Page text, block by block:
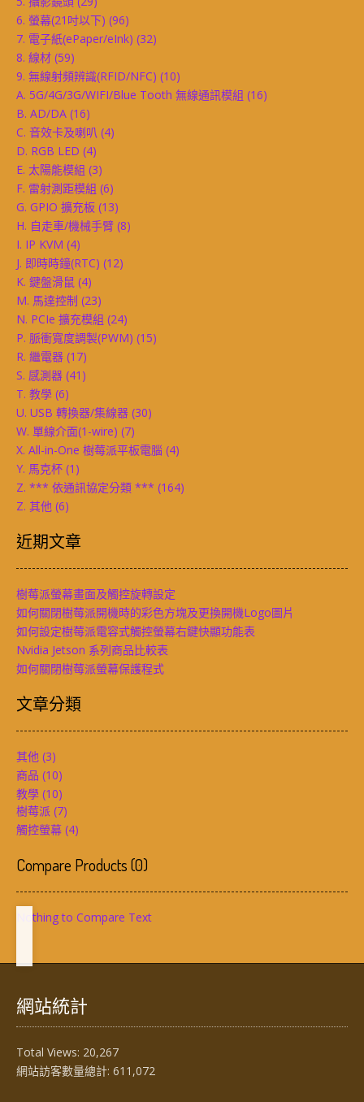
6. 螢幕(21吋以下) (96)
7. 電子紙(ePaper/eInk) (32)
8. 線材 (59)
9. 無線射頻辨識(RFID/NFC) (10)
A. 5G/4G/3G/WIFI/Blue Tooth 無線通訊模組 (16)
B. AD/DA (16)
C. 音效卡及喇叭 (4)
D. RGB LED (4)
E. 太陽能模組 (3)
F. 雷射測距模組 (6)
G. GPIO 擴充板 (13)
H. 自走車/機械手臂 (8)
I. IP KVM (4)
J. 即時時鐘(RTC) (12)
K. 鍵盤滑鼠 (4)
M. 馬達控制 (23)
N. PCIe 擴充模組 (24)
P. 脈衝寬度調製(PWM) (15)
R. 繼電器 (17)
S. 感測器 (41)
T. 教學 (6)
U. USB 轉換器/集線器 (30)
W. 單線介面(1-wire) (7)
X. All-in-One 樹莓派平板電腦 (4)
Y. 馬克杯 (1)
Z. *** 依通訊協定分類 *** (164)
Z. 其他 (6)
近期文章
樹莓派螢幕畫面及觸控旋轉設定
如何關閉樹莓派開機時的彩色方塊及更換開機Logo圖片
如何設定樹莓派電容式觸控螢幕右鍵快顯功能表
Nvidia Jetson 系列商品比較表
如何關閉樹莓派螢幕保護程式
文章分類
其他 (3)
商品 (10)
教學 (10)
樹莓派 (7)
觸控螢幕 (4)
Compare Products(0)
Nothing to Compare Text
網站統計
Total Views: 20,267
網站訪客數量總計: 611,072